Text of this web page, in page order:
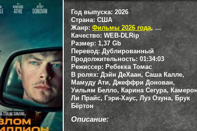
Год выпуска: 2026
Страна: США
Жанр: Фильмы 2026 года, Триллеры
Качество: WEB-DLRip
Размер: 1,37 Gb
Перевод:Дублированный
Продолжительность: 01:34:03
Режиссер: Ребекка Томас
В ролях: Дэйн ДеХаан, Саша Калле,
Мамуду Ати, Джеффри Донован,
Уильям Белло, Карина Сегура, Камерон
Ли Прайс, Гэри-Хаус, Луз Озуна, Брук
Бёртон
Описание: